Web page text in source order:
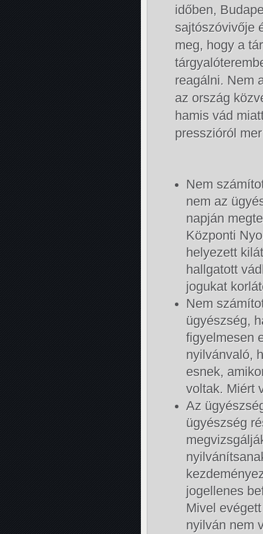
időben,
sajtószóvivője
meg, hogy a
reagálni. Nem
az ország
hamis vád
presszióról
Nem
nem az
napján
Központi
helyezett
hallgatott
jogukat
Nem
ügyészség,
figyelmesen
nyilvánvaló,
esnek,
voltak. Miért
Az
ügyészség
jogellenes
Mivel
nyilván nem